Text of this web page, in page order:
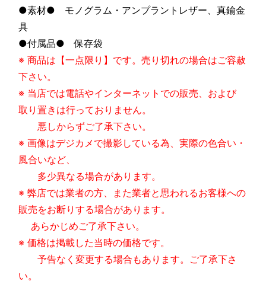
●素材● モノグラム・アンプラントレザー、真鍮金
具
●付属品● 保存袋
※ 商品は【一点限り】です。売り切れの場合はご容赦
下さい。
※ 当店では電話やインターネットでの販売、および
取り置きは行っておりません。
悪しからずご了承下さい。
※ 画像はデジカメで撮影している為、実際の色合い・
風合いなど、
多少異なる場合があります。
※ 弊店では業者の方、また業者と思われるお客様への
販売をお断りする場合があります。
あらかじめご了承下さい。
※ 価格は掲載した当時の価格です。
予告なく変更する場合もあります。ご了承下さ
い。